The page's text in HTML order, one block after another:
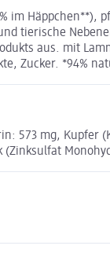
tierische
aus. mit
Zucker. *94%
573 mg,